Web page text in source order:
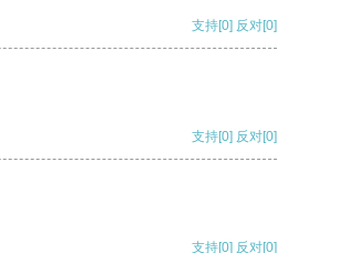
支持[0] 反对[0]
支持[0] 反对[0]
支持[0] 反对[0]